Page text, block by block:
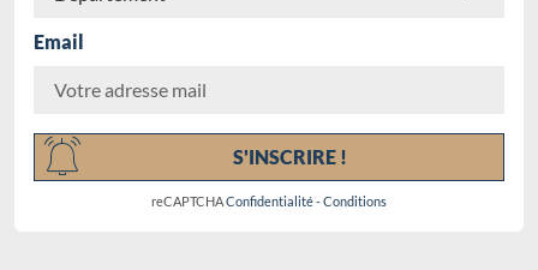
Email
S'INSCRIRE !
reCAPTCHAConfidentialité-Conditions